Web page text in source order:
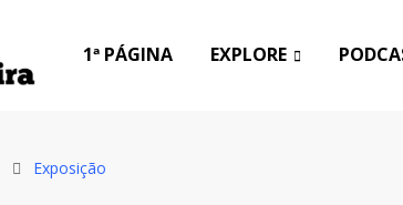
1ª PÁGINA EXPLORE
Exposição